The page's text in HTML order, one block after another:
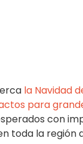
la Navidad
para
con
toda la región